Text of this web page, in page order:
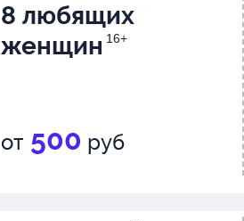
8 любящих
женщин 16+
от 500 руб